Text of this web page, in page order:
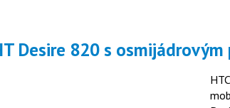
HT Desire 820 s